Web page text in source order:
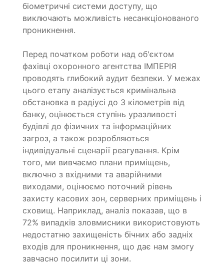
біометричні системи доступу, що
виключають можливість несанкціонованого
проникнення.
Перед початком роботи над об'єктом
фахівці охоронного агентства ІМПЕРІЯ
проводять глибокий аудит безпеки. У межах
цього етапу аналізується кримінальна
обстановка в радіусі до 3 кілометрів від
банку, оцінюється ступінь уразливості
будівлі до фізичних та інформаційних
загроз, а також розробляються
індивідуальні сценарії реагування. Крім
того, ми вивчаємо плани приміщень,
включно з вхідними та аварійними
виходами, оцінюємо поточний рівень
захисту касових зон, серверних приміщень і
сховищ. Наприклад, аналіз показав, що в
72% випадків зловмисники використовують
недостатню захищеність бічних або задніх
входів для проникнення, що дає нам змогу
завчасно посилити ці зони.